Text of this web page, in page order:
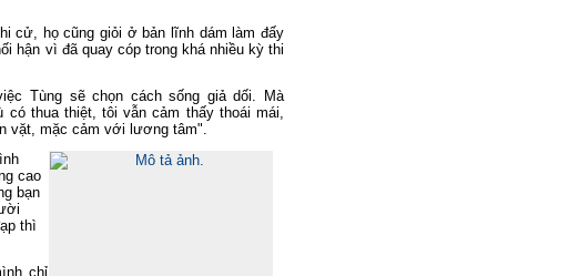
cử, họ cũng giỏi ở bản lĩnh dám làm đấy
hận vì đã quay cóp trong khá nhiều kỳ thi
Tùng sẽ chọn cách sống giả dối. Mà
thua thiệt, tôi vẫn cảm thấy thoái mái,
vặt, mặc cảm với lương tâm".
cao
bạn
thì
chỉ